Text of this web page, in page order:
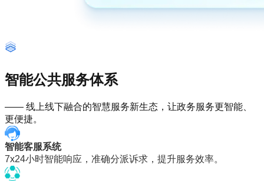
智能公共服务体系
—— 线上线下融合的智慧服务新生态，让政务服务更智能、
更便捷。
智能客服系统
7x24小时智能响应，准确分派诉求，提升服务效率。